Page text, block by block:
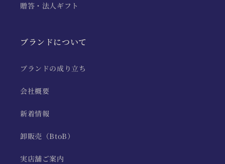
贈答・法人ギフト
ブランドについて
ブランドの成り立ち
会社概要
新着情報
卸販売（BtoB）
実店舗ご案内